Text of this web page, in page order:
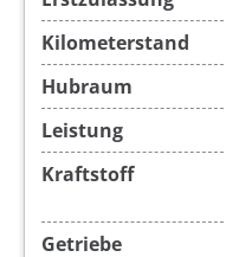
Kilometerstand
Hubraum
Leistung
Kraftstoff
Getriebe